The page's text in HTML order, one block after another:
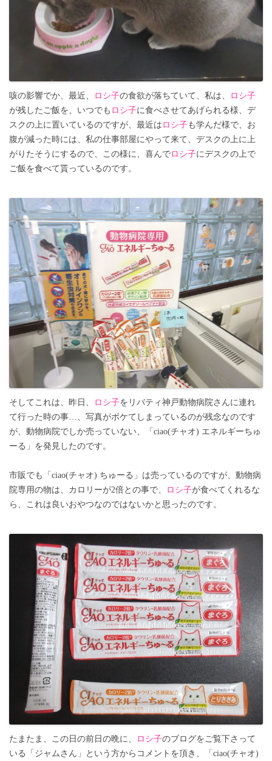
咳の影響でか、最近、 ロシ子の食欲が落ちていて、私は、
ロシ子
が残したご飯を、いつでも ロシ子に食べさせてあげられる様、デ
スクの上に置いているのですが、最近は ロシ子も学んだ様で、お
腹が減った時には、私の仕事部屋にやって来て、デスクの上に上
がりたそうにするので、この様に、喜んでロシ子にデスクの上で
ご飯を食べて貰っているのです。
そしてこれは、昨日、 ロシ子をリバティ神戸動物病院さんに連れ
て行った時の事…、写真がボケてしまっているのが残念なのです
が、動物病院でしか売っていない、「ciao(チャオ) エネルギーちゅ
ーる」を発見したのです。
市販でも「ciao(チャオ) ちゅーる」は売っているのですが、動物病
院専用の物は、カロリーが2倍との事で、
ロシ子が食べてくれるな
ら、これは良いおやつなのではないかと思ったのです。
たまたま、この日の前日の晩に、 ロシ子のブログをご覧下さって
いる「ジャムさん」という方からコメントを頂き、「ciao(チャオ)